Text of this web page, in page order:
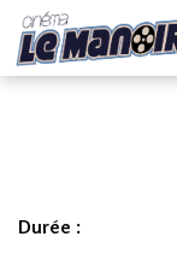
Durée :